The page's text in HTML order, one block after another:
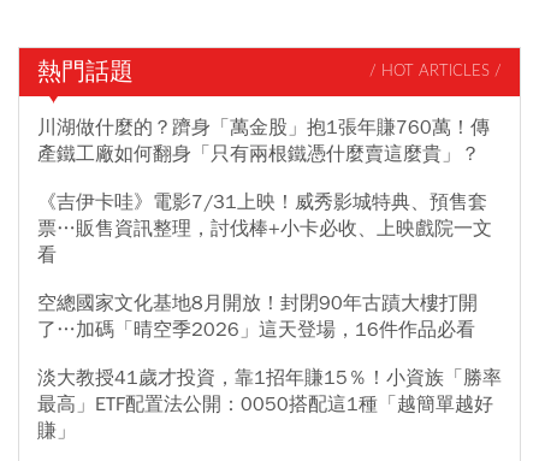
熱門話題 / HOT ARTICLES /
川湖做什麼的？躋身「萬金股」抱1張年賺760萬！傳
產鐵工廠如何翻身「只有兩根鐵憑什麼賣這麼貴」？
《吉伊卡哇》電影7/31上映！威秀影城特典、預售套
票…販售資訊整理，討伐棒+小卡必收、上映戲院一文
看
空總國家文化基地8月開放！封閉90年古蹟大樓打開
了…加碼「晴空季2026」這天登場，16件作品必看
淡大教授41歲才投資，靠1招年賺15％！小資族「勝率
最高」ETF配置法公開：0050搭配這1種「越簡單越好
賺」